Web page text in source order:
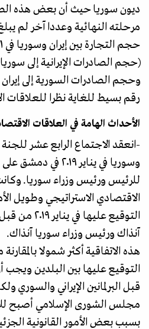
ديون سوريا حيث أن بعض هذه
مرحلته النهائية وعددا آخر لم
رقم بسيط للغاية نظرا للعلاقات
الأحداث الهامة في العلاقات
-انعقد الاجتماع الرابع عشر للجنة
وسوريا في يناير
للرئيس ورئيس وزراء سوريا.
الاقتصادي الاستراتيجي وطويل
التوقيع
آنذاك ورئيس وزراء سوريا آنذاك.
هذه الاتفاقية أكثر شمولا
التوقيع عليها بين البلدين
قبل البرلمانين الإيراني والسوري
مجلس الشورى الإسلامي أصبح
بسبب بعض الأمور القانونية